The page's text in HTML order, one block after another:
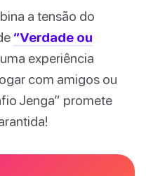
a tensão do
“Verdade ou
experiência
com amigos ou
Jenga” promete